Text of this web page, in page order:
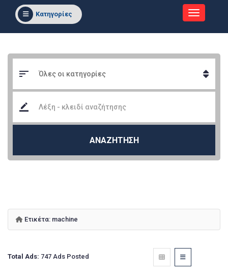
Κατηγορίες
ΑΝΑΖΗΤΗΣΗ
Ετικέτα: machine
Total Ads: 747 Ads Posted